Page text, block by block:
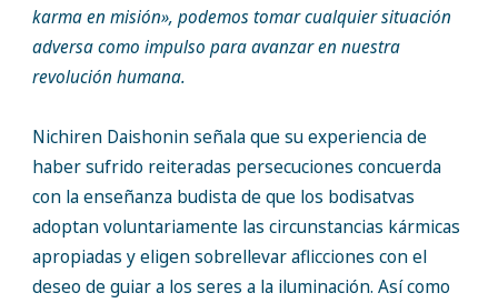
karma en misión», podemos tomar cualquier situación
adversa como impulso para avanzar en nuestra
revolución humana.
Nichiren Daishonin señala que su experiencia de
haber sufrido reiteradas persecuciones concuerda
con la enseñanza budista de que los bodisatvas
adoptan voluntariamente las circunstancias kármicas
apropiadas y eligen sobrellevar aflicciones con el
deseo de guiar a los seres a la iluminación. Así como